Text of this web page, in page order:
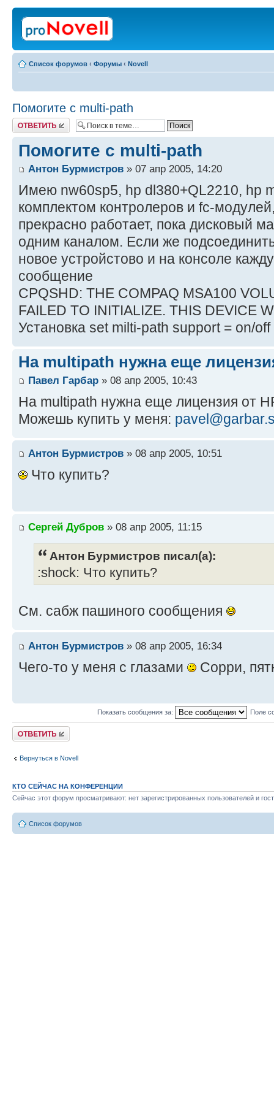
Список форумов ‹ Форумы ‹ Novell
Помогите с multi-path
Ответить
Помогите с multi-path
Антон Бурмистров » 07 апр 2005, 14:20
Имею nw60sp5, hp dl380+QL2210, hp
комплектом контролеров и fc-
прекрасно работает, пока дисковый
одним каналом. Если же
новое устройстово и на консоле
сообщение
CPQSHD: THE COMPAQ MSA100
FAILED TO INITIALIZE. THIS DEVICE
Установка set milti-path support = on/
На multipath нужна еще
Павел Гарбар » 08 апр 2005, 10:43
На multipath нужна еще лицензия от
Можешь купить у меня:
Антон Бурмистров » 08 апр 2005, 10:51
Что купить?
Сергей Дубров » 08 апр 2005, 11:15
Антон Бурмистров писал(а):
:shock: Что купить?
См. сабж пашиного сообщения
Антон Бурмистров » 08 апр 2005, 16:34
Чего-то у меня с глазами Сорри,
Показать сообщения за: Поле
Ответить
Вернуться в Novell
КТО СЕЙЧАС НА КОНФЕРЕНЦИИ
Сейчас этот форум просматривают: нет зарегистрированных пользователей и
Список форумов